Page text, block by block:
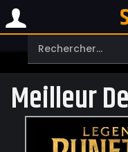
Meilleur